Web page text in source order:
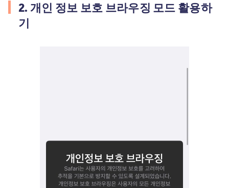
2. 개인 정보 보호 브라우징 모드 활용하
기